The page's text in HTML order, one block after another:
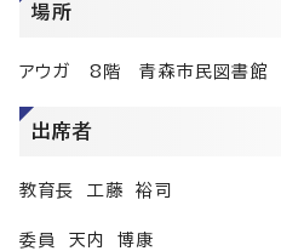
場所
アウガ 8階 青森市民図書館
出席者
教育長 工藤 裕司
委員 天内 博康